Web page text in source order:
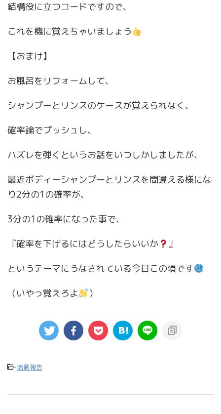
結構役に立つコードですので、
これを機に覚えちゃいましょう
【おまけ】
お風呂をリフォームして、
シャンプーとリンスのケースが覚えられなく、
確率論でプッシュし、
ハズレを弾くというお話をいつしかしましたが、
最近ボディーシャンプーとリンスを間違える様にな
り2分の1の確率が、
3分の1の確率になった事で、
『確率を下げるにはどうしたらいいか
』
というテーマにうなされている今日この頃です
（いやっ覚えろよ
）
-活動報告